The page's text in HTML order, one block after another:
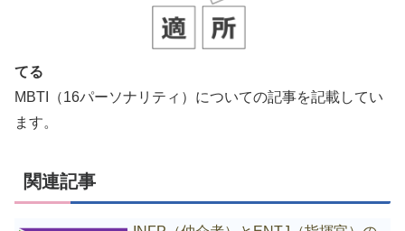
てる
MBTI（16パーソナリティ）についての記事を記載してい
ます。
関連記事